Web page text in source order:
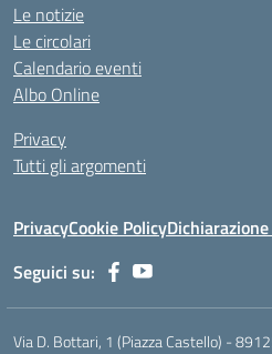
Le notizie
Le circolari
Calendario eventi
Albo Online
Privacy
Tutti gli argomenti
PrivacyCookie Policy
Seguici su:
Via D. Bottari, 1 (Piazza Castello) -